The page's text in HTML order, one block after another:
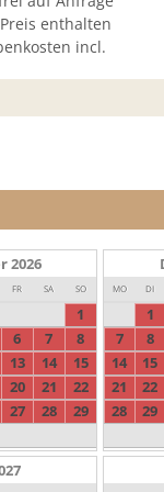
enthalten
incl.
2026
FR SA SO
1
6
7
8
13
14
15
20
21
22
27
28 29
MO DI
1
7
8
14
15
21
22
28
29